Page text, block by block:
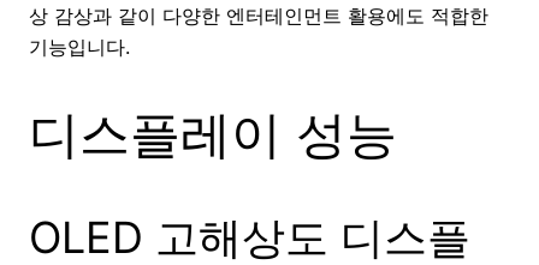
상 감상과 같이 다양한 엔터테인먼트 활용에도 적합한
기능입니다.
디스플레이 성능
OLED 고해상도 디스플